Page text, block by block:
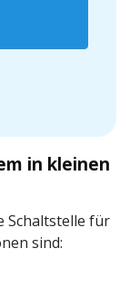
in kleinen
Schaltstelle für
sind: